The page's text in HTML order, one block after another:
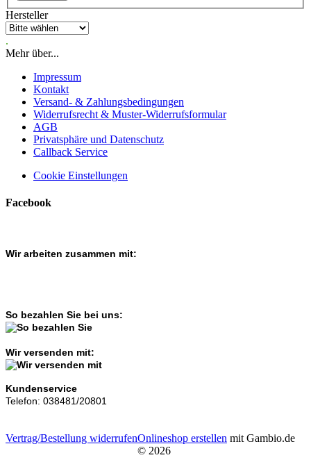
Hersteller
.
Mehr über...
Impressum
Kontakt
Versand- & Zahlungsbedingungen
Widerrufsrecht & Muster-Widerrufsformular
AGB
Privatsphäre und Datenschutz
Callback Service
Cookie Einstellungen
Facebook
Wir arbeiten zusammen mit:
So bezahlen Sie bei uns:
Wir versenden mit:
Kundenservice
Telefon: 038481/20801
Vertrag/Bestellung widerrufenOnlineshop erstellen mit Gambio.de
© 2026